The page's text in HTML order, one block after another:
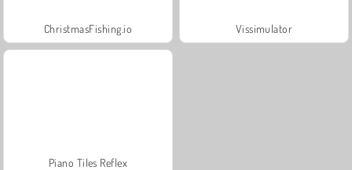
ChristmasFishing.io Vissimulator
Piano Tiles Reflex